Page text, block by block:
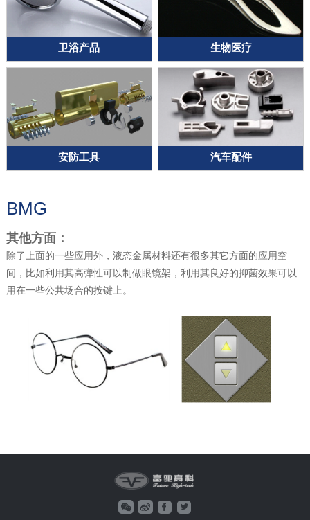
卫浴产品 生物医疗
安防工具 汽车配件
BMG
其他方面：
除了上面的一些应用外，液态金属材料还有很多其它方面的应用空
间，比如利用其高弹性可以制做眼镜架，利用其良好的抑菌效果可以
用在一些公共场合的按键上。